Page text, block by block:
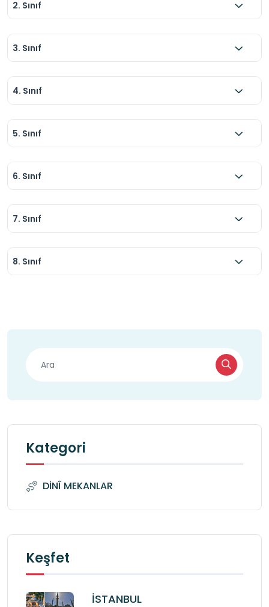
2. Sınıf
3. Sınıf
4. Sınıf
5. Sınıf
6. Sınıf
7. Sınıf
8. Sınıf
Kategori
DİNÎ MEKANLAR
Keşfet
İSTANBUL